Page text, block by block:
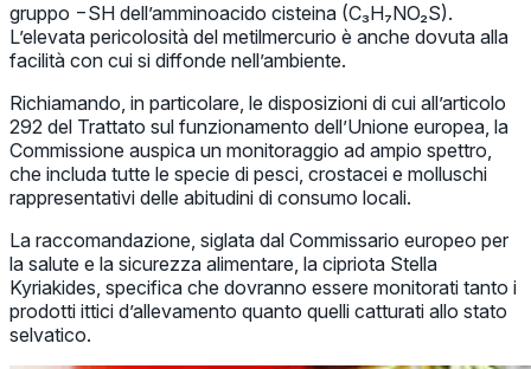
gruppo −SH dell’amminoacido cisteina (C₃H₇NO₂S).
L’elevata pericolosità del metilmercurio è anche dovuta alla
facilità con cui si diffonde nell’ambiente.
Richiamando, in particolare, le disposizioni di cui all’articolo
292 del Trattato sul funzionamento dell’Unione europea, la
Commissione auspica un monitoraggio ad ampio spettro,
che includa tutte le specie di pesci, crostacei e molluschi
rappresentativi delle abitudini di consumo locali.
La raccomandazione, siglata dal Commissario europeo per
la salute e la sicurezza alimentare, la cipriota Stella
Kyriakides, specifica che dovranno essere monitorati tanto i
prodotti ittici d’allevamento quanto quelli catturati allo stato
selvatico.